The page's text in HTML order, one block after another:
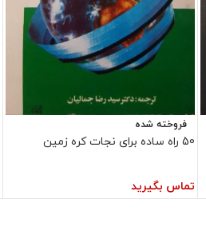
فروخته شده
50 راه ساده برای نجات کره زمین
تماس بگیرید